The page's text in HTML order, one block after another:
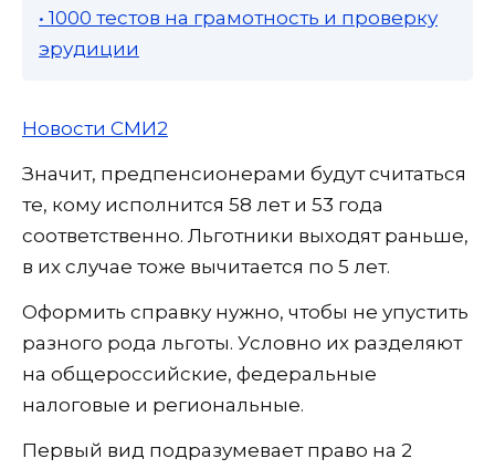
• 1000 тестов на грамотность и проверку
эрудиции
Новости СМИ2
Значит, предпенсионерами будут считаться
те, кому исполнится 58 лет и 53 года
соответственно. Льготники выходят раньше,
в их случае тоже вычитается по 5 лет.
Оформить справку нужно, чтобы не упустить
разного рода льготы. Условно их разделяют
на общероссийские, федеральные
налоговые и региональные.
Первый вид подразумевает право на 2